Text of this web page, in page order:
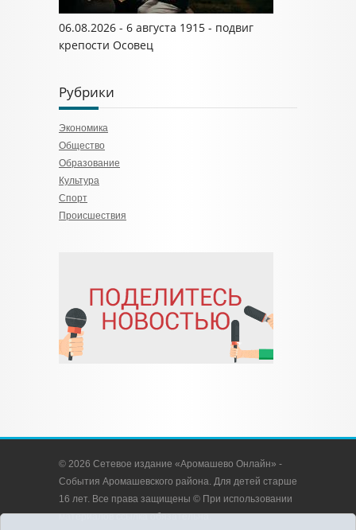
06.08.2026 - 6 августа 1915 - подвиг
крепости Осовец
Рубрики
Экономика
Общество
Образование
Культура
Спорт
Происшествия
© 2026 Сетевое издание «Аромашево Онлайн» -
События Аромашевского района. Для детей старше
16 лет. Все права защищены © При использовании
материалов ссылка обязательна.